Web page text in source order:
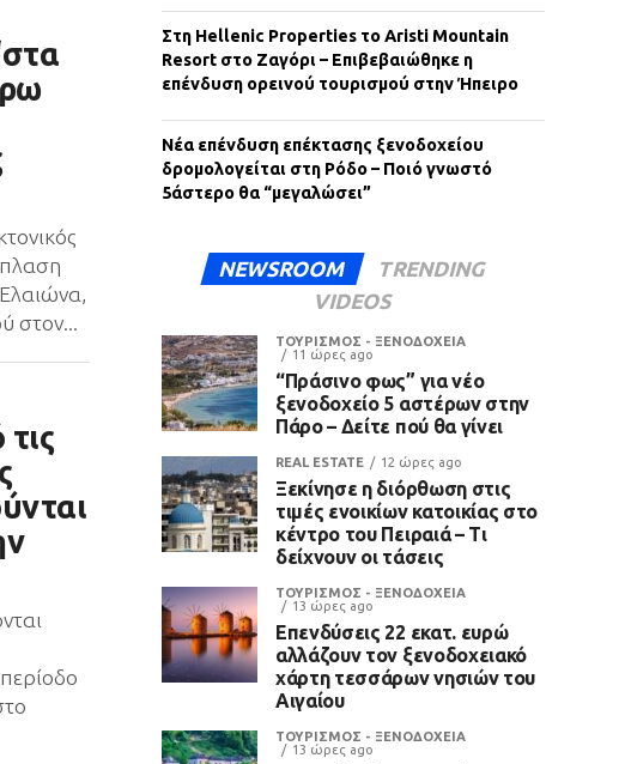
στον...
Στη Hellenic Properties το Aristi Mountain
Resort στο Ζαγόρι – Επιβεβαιώθηκε η
επένδυση ορεινού τουρισμού στην Ήπειρο
Νέα επένδυση επέκτασης ξενοδοχείου
δρομολογείται στη Ρόδο – Ποιό γνωστό
5άστερο θα “μεγαλώσει”
NEWSROOM
TRENDING
VIDEOS
ΤΟΥΡΙΣΜΟΣ - ΞΕΝΟΔΟΧΕΙΑ
11 ώρες ago
“Πράσινο φως” για νέο
ξενοδοχείο 5 αστέρων στην
Πάρο – Δείτε πού θα γίνει
REAL ESTATE 12 ώρες ago
Ξεκίνησε η διόρθωση στις
τιμές ενοικίων κατοικίας στο
κέντρο του Πειραιά – Τι
δείχνουν οι τάσεις
ΤΟΥΡΙΣΜΟΣ - ΞΕΝΟΔΟΧΕΙΑ
13 ώρες ago
Επενδύσεις 22 εκατ. ευρώ
αλλάζουν τον ξενοδοχειακό
χάρτη τεσσάρων νησιών του
Αιγαίου
ΤΟΥΡΙΣΜΟΣ - ΞΕΝΟΔΟΧΕΙΑ
13 ώρες ago